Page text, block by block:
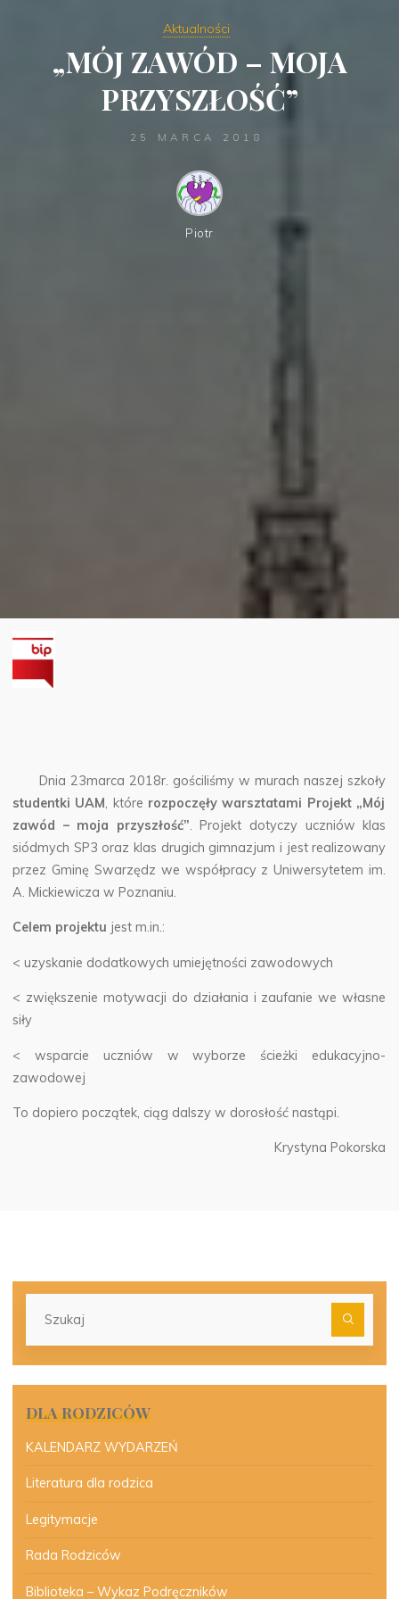
Aktualności
„MÓJ ZAWÓD – MOJA
PRZYSZŁOŚĆ”
25 MARCA 2018
Piotr
Dnia 23marca 2018r. gościliśmy w murach naszej szkoły
studentki UAM, które rozpoczęły warsztatami Projekt „Mój
zawód – moja przyszłość”.Projekt dotyczy uczniów klas
siódmych SP3 oraz klas drugich gimnazjum i jest realizowany
przez Gminę Swarzędz we współpracy z Uniwersytetem im.
A. Mickiewicza w Poznaniu.
Celem projektu jest m.in.:
< uzyskanie dodatkowych umiejętności zawodowych
< zwiększenie motywacji do działania i zaufanie we własne
siły
< wsparcie uczniów w wyborze ścieżki edukacyjno-
zawodowej
To dopiero początek, ciąg dalszy w dorosłość nastąpi.
Krystyna Pokorska
DLA RODZICÓW
KALENDARZ WYDARZEŃ
Literatura dla rodzica
Legitymacje
Rada Rodziców
Biblioteka – Wykaz Podręczników